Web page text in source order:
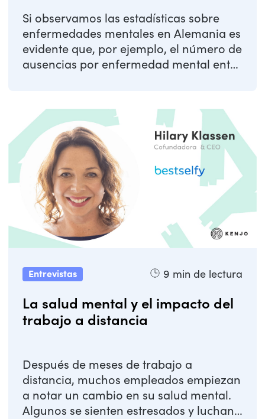
Si observamos las estadísticas sobre
enfermedades mentales en Alemania es
evidente que, por ejemplo, el número de
ausencias por enfermedad mental entre
Entrevistas 9 min de lectura
La salud mental y el impacto del
trabajo a distancia
Después de meses de trabajo a
distancia, muchos empleados empiezan
a notar un cambio en su salud mental.
Algunos se sienten estresados y luchan